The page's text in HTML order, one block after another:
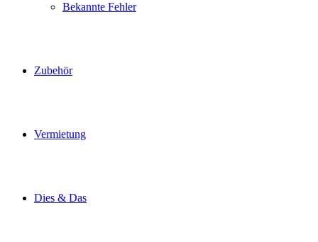
Bekannte Fehler
Zubehör
Vermietung
Dies & Das